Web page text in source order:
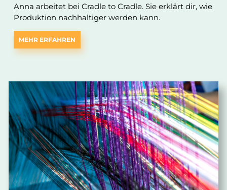
Anna arbeitet bei Cradle to Cradle. Sie erklärt dir, wie
Produktion nachhaltiger werden kann.
MEHR ERFAHREN